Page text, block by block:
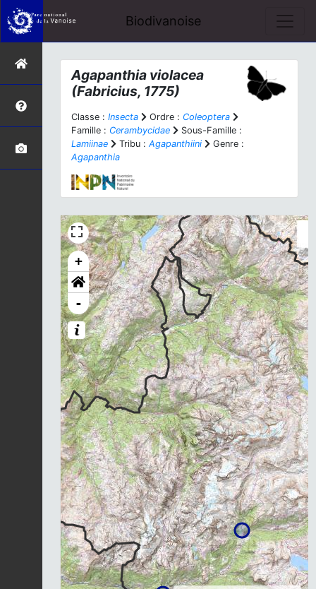
Biodivanoise
Agapanthia violacea
(Fabricius, 1775)
Classe : Insecta Ordre : Coleoptera
Famille : Cerambycidae
Sous-Famille :
Lamiinae
Tribu : Agapanthiini
Genre :
Agapanthia
+
-